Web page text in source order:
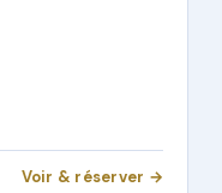
Voir & réserver →